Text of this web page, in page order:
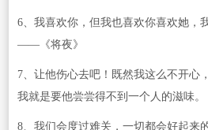
6、我喜欢你，但我也喜欢你喜欢她，
——《将夜》
7、让他伤心去吧！既然我这么不开心
我就是要他尝尝得不到一个人的滋味。
8、我们会度过难关，一切都会好起